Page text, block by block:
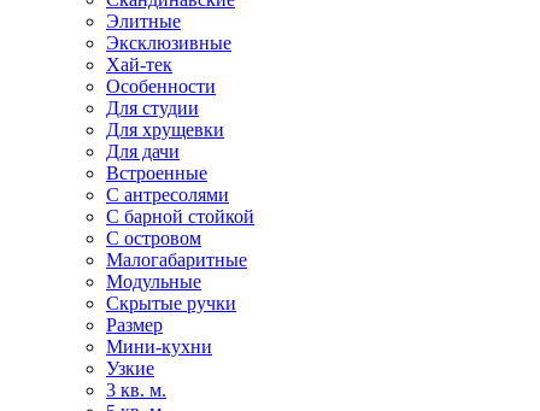
Элитные
Эксклюзивные
Хай-тек
Особенности
Для студии
Для хрущевки
Для дачи
Встроенные
С антресолями
С барной стойкой
С островом
Малогабаритные
Модульные
Скрытые ручки
Размер
Мини-кухни
Узкие
3 кв. м.